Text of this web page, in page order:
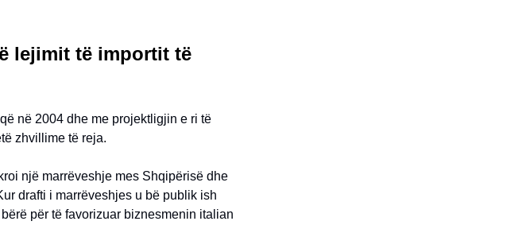
lejimit të importit të
në 2004 dhe me projektligjin e ri të
zhvillime të reja.
një marrëveshje mes Shqipërisë dhe
drafti i marrëveshjes u bë publik ish
për të favorizuar biznesmenin italian